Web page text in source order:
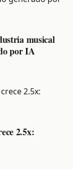
musical
por IA
2.5x: